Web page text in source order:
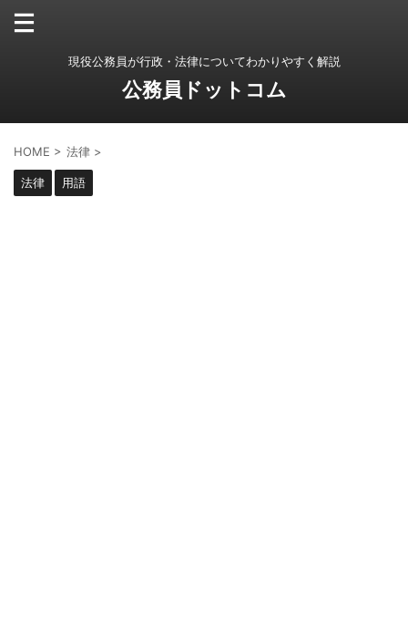
現役公務員が行政・法律についてわかりやすく解説
公務員ドットコム
HOME > 法律 >
法律 用語